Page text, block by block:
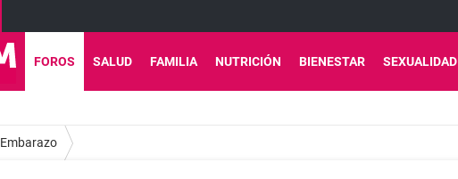
FOROS SALUD FAMILIA NUTRICIÓN BIENESTAR SEXUALIDAD
Embarazo